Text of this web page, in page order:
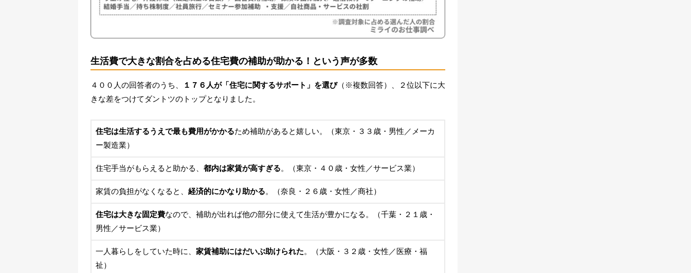
生活費で大きな割合を占める住宅費の補助が助かる！という声が多数
４００人の回答者のうち、 １７６人が「住宅に関するサポート」を選び（※複数回答）、２位以下に大
きな差をつけてダントツのトップとなりました。
住宅は生活するうえで最も費用がかかるため補助があると嬉しい。（東京・３３歳・男性／メーカ
ー製造業）
住宅手当がもらえると助かる、 都内は家賃が高すぎる。（東京・４０歳・女性／サービス業）
家賃の負担がなくなると、 経済的にかなり助かる。（奈良・２６歳・女性／商社）
住宅は大きな固定費なので、補助が出れば他の部分に使えて生活が豊かになる。（千葉・２１歳・
男性／サービス業）
一人暮らしをしていた時に、 家賃補助にはだいぶ助けられた。（大阪・３２歳・女性／医療・福
祉）